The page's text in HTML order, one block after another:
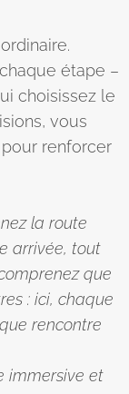
chaque étape –
choisissez le
vous
renforcer
la route
arrivée, tout
que
: ici, chaque
rencontre
immersive et